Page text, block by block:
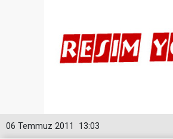
13:03
06 Temmuz 2011